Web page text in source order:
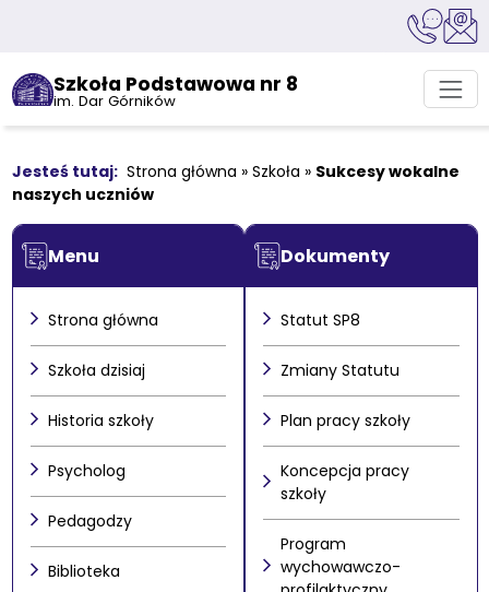
Szkoła Podstawowa nr 8
im. Dar Górników
Strona główna » Szkoła » Sukcesy wokalne
naszych uczniów
Menu
Strona główna
Szkoła dzisiaj
Historia szkoły
Psycholog
Pedagodzy
Biblioteka
Dokumenty
Statut SP8
Zmiany Statutu
Plan pracy szkoły
Koncepcja pracy
szkoły
Program
wychowawczo-